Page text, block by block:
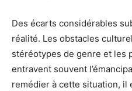
Des écarts considérables
réalité. Les obstacles
stéréotypes de genre et les
entravent souvent
remédier à cette situation, il